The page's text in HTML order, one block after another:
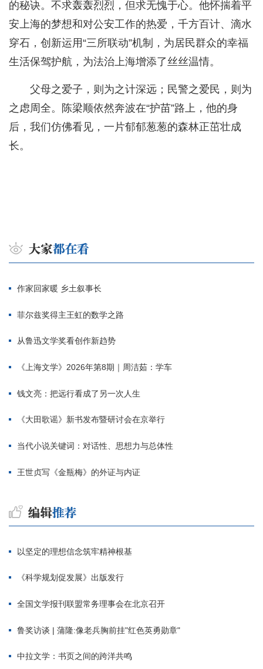
的秘诀。不求轰轰烈烈，但求无愧于心。他怀揣着平
安上海的梦想和对公安工作的热爱，千方百计、滴水
穿石，创新运用“三所联动”机制，为居民群众的幸福
生活保驾护航，为法治上海增添了丝丝温情。
父母之爱子，则为之计深远；民警之爱民，则为
之虑周全。陈梁顺依然奔波在“护苗”路上，他的身
后，我们仿佛看见，一片郁郁葱葱的森林正茁壮成
长。
作家回家暖 乡土叙事长
菲尔兹奖得主王虹的数学之路
从鲁迅文学奖看创作新趋势
《上海文学》2026年第8期｜周洁茹：学车
钱文亮：把远行看成了另一次人生
《大田歌谣》新书发布暨研讨会在京举行
当代小说关键词：对话性、思想力与总体性
王世贞写《金瓶梅》的外证与内证
以坚定的理想信念筑牢精神根基
《科学规划促发展》出版发行
全国文学报刊联盟常务理事会在北京召开
鲁奖访谈 | 蒲隆:像老兵胸前挂"红色英勇勋章"
中拉文学：书页之间的跨洋共鸣